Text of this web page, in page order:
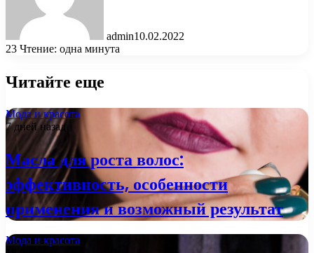
admin10.02.2022
23 Чтение: одна минута
Читайте еще
Мода и красота
7 дней назад
Масла для роста волос:
эффективность, особенности
применения и возможный результат
Мода и красота